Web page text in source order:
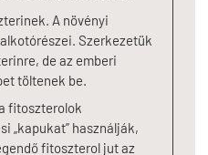
A növényi
Szerkezetük
de az emberi
töltenek be.
fitoszterolok
„kapukat” használják,
fitoszterol jut az